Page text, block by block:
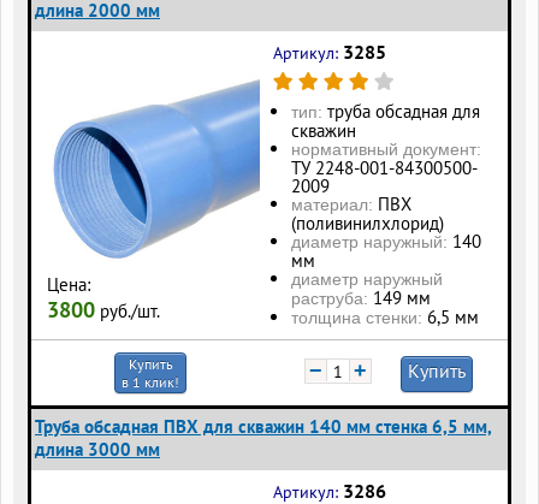
длина 2000 мм
Цена:
3800 руб./шт.
Артикул: 3285
тип: труба обсадная для
скважин
нормативный документ:
ТУ 2248-001-84300500-
2009
материал: ПВХ
(поливинилхлорид)
диаметр наружный: 140
мм
диаметр наружный
раструба: 149 мм
толщина стенки: 6,5 мм
Купить
в 1 клик!
− + Купить
Труба обсадная ПВХ для скважин 140 мм стенка 6,5 мм,
длина 3000 мм
Артикул: 3286